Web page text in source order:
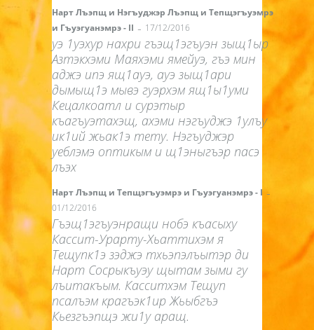
Нарт Лъэпщ и Нэгъуджэр Лъэпщ и Тепщэгъуэмрэ
и Гъуэгуанэмрэ - II - 17/12/2016
уэ 1уэхур нахри гъэщ1эгъуэн зыщ1ыр
Азтэкхэми Маяхэми ямейуэ, гъэ мин
аджэ ипэ ящ1ауэ, ауэ зыщ1ари
дымыщ1э мывэ гуэрхэм ящ1ы1уми
Кецалкоатл и сурэтыр
къагъуэтахэщ, ахэми нэгъуджэ 1улъу
ик1ий жьак1э тету. Нэгъуджэр
уеблэмэ оптикым и щ1эныгъэр пасэ
лъэх
Нарт Лъэпщ и Тепщэгъуэмрэ и Гъуэгуанэмрэ - I -
01/12/2016
Гъэщ1эгъуэнращи нобэ къасыху
Кассит-Урарту-Хьаттихэм я
Тещупк1э зэджэ тхьэпэлъытэр ди
Нарт Сосрыкъуэу щытам зыми гу
лъитакъым. Касситхэм Тещуп
псалъэм крагъэк1ир Жьыбгъэ
Кьезгъэпщэ жи1у аращ.